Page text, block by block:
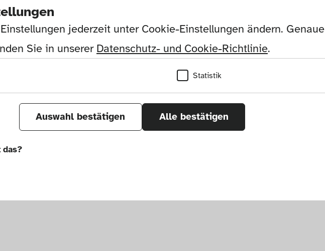
jederzeit unter Cookie-Einstellungen ändern. Genaue
Sie in unserer Datenschutz- und Cookie-Richtlinie.
Statistik
Auswahl bestätigen Alle bestätigen
das?
Menta